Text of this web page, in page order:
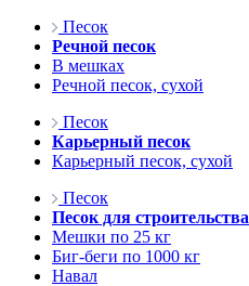
Песок
Речной песок
В мешках
Речной песок, сухой
Песок
Карьерный песок
Карьерный песок, сухой
Песок
Песок для строительства
Мешки по 25 кг
Биг-беги по 1000 кг
Навал